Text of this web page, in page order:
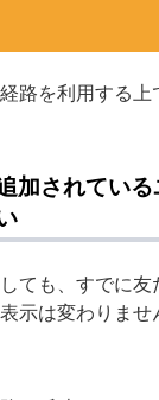
路を利用す
路を利用する上